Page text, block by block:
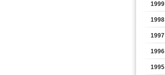
1999
1998
1997
1996
1995